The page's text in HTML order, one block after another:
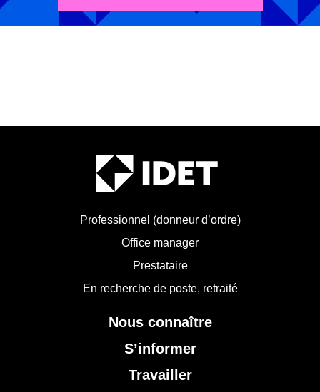
Professionnel (donneur d’ordre)
Office manager
Prestataire
En recherche de poste, retraité
Nous connaître
S’informer
Travailler